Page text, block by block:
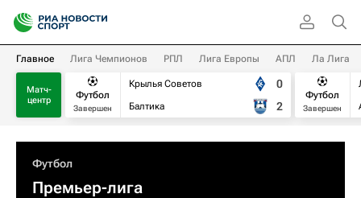
Главное Лига Чемпионов РПЛ Лига Европы АПЛ Ла Лига
Матч-
центр
Футбол
Завершен
Крылья Советов
Балтика
0
2
Футбол
Завершен
Футбол
Премьер-лига